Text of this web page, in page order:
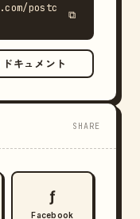
postc
⧉
ドキュメント
SHARE
ƒ
Facebook